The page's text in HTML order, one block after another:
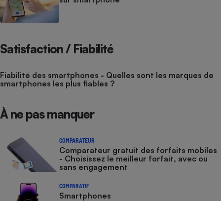
Satisfaction / Fiabilité
Fiabilité des smartphones - Quelles sont les marques de
smartphones les plus fiables ?
À ne pas manquer
COMPARATEUR
Comparateur gratuit des forfaits mobiles
- Choisissez le meilleur forfait, avec ou
sans engagement
COMPARATIF
Smartphones